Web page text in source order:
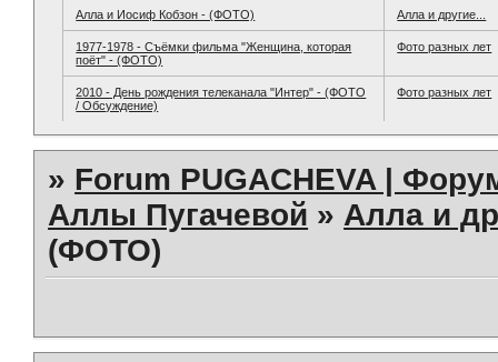
Алла и Иосиф Кобзон - (ФОТО) Алла и другие...
1977-1978 - Съёмки фильма "Женщина, которая
поёт" - (ФОТО)
Фото разных лет
2010 - День рождения телеканала "Интер" - (ФОТО
/ Обсуждение)
Фото разных лет
» Forum PUGACHEVA |
Аллы Пугачевой » Алла и
(ФОТО)